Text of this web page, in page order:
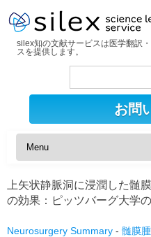
silex知の文献サービスは医学翻訳
スを提供します。
検
お問
上矢状静脈洞に浸潤した髄
の効果：ピッツバーグ大学
Neurosurgery Summary - 髄膜腫